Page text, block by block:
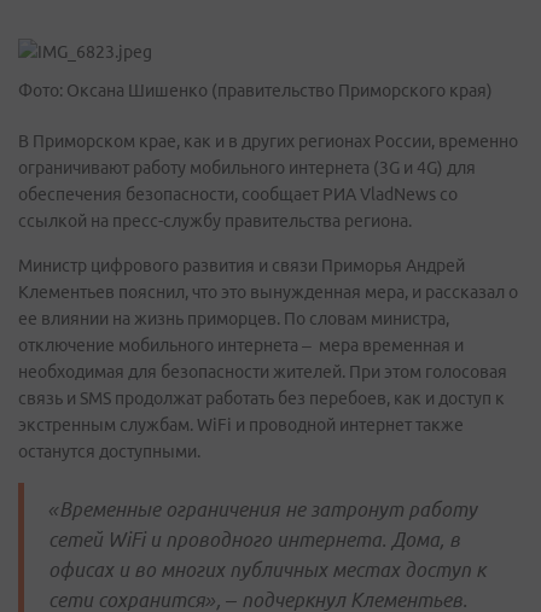
Фото: Оксана Шишенко (правительство Приморского края)
В Приморском крае, как и в других регионах России, временно
ограничивают работу мобильного интернета (3G и 4G) для
обеспечения безопасности, сообщает РИА VladNews со
ссылкой на пресс-службу правительства региона.
Министр цифрового развития и связи Приморья Андрей
Клементьев пояснил, что это вынужденная мера, и рассказал о
ее влиянии на жизнь приморцев. По словам министра,
отключение мобильного интернета – мера временная и
необходимая для безопасности жителей. При этом голосовая
связь и SMS продолжат работать без перебоев, как и доступ к
экстренным службам. WiFi и проводной интернет также
останутся доступными.
«Временные ограничения не затронут работу
сетей WiFi и проводного интернета. Дома, в
офисах и во многих публичных местах доступ к
сети сохранится», – подчеркнул Клементьев.